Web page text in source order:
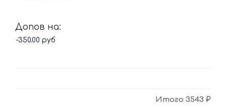
Допов на:
Итого 3543 ₽